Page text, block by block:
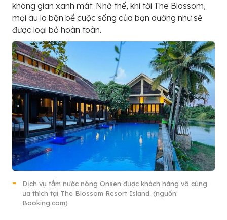
không gian xanh mát. Nhờ thế, khi tới The Blossom,
mọi âu lo bộn bề cuộc sống của bạn dường như sẽ
được loại bỏ hoàn toàn.
Dịch vụ tắm nước nóng Onsen được khách hàng vô cùng
ưa thích tại The Blossom Resort Island. (nguồn:
Booking.com)